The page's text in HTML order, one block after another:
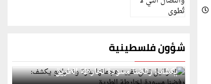
شؤون فلسطينية
إسرائيل تعلن تقييد هجماتها بغزة ونتنياهو
يكشف: رفضنا مسودة لخارطة الطريق